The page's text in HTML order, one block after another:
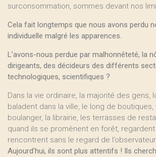
surconsommation, sommes devant nos
Cela fait longtemps que nous avons perdu
individuelle malgré les apparences.
L’avons-nous perdue par malhonnêteté, la
dirigeants, des décideurs des différents
technologiques, scientifiques ?
Dans la vie ordinaire, la majorité des gens,
baladent dans la ville, le long de boutiques,
boulanger, la librairie, les terrasses de
quand ils se promènent en forêt, regardent
rencontrent sans le regard de l’observateur.
Aujourd’hui, ils sont plus attentifs ! Ils